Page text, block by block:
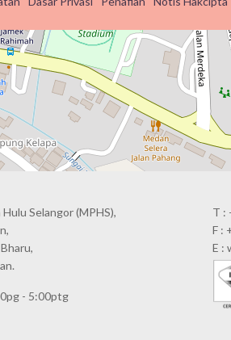
Selangor (MPHS),
- 5:00ptg
T :
F :
E :